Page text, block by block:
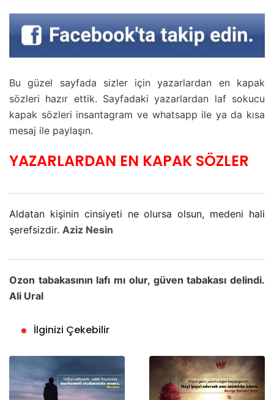
Bu güzel sayfada sizler için yazarlardan en kapak
sözleri hazır ettik. Sayfadaki yazarlardan laf sokucu
kapak sözleri insantagram ve whatsapp ile ya da kısa
mesaj ile paylaşın.
YAZARLARDAN EN KAPAK SÖZLER
Aldatan kişinin cinsiyeti ne olursa olsun, medeni hali
şerefsizdir. Aziz Nesin
Ozon tabakasının lafı mı olur, güven tabakası delindi.
Ali Ural
İlginizi Çekebilir